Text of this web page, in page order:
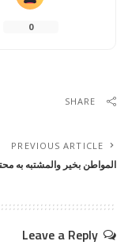
0
SHARE
PREVIOUS ARTICLE
المواطن بخير والمشتبه به
Leave a Reply